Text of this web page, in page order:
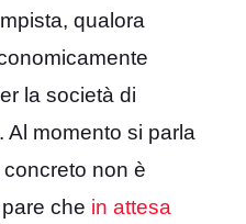
qualora
la società di
. Al momento si parla
non è
che in attesa